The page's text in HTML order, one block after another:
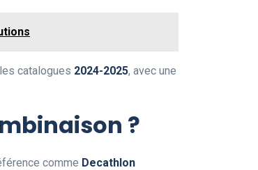
catalogues 2024-2025, avec une
?
comme Decathlon